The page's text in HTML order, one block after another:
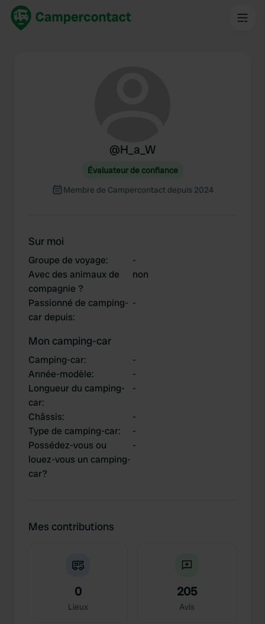
@H_a_W
Évaluateur de confiance
Membre de Campercontact depuis 2024
Sur moi
Groupe de voyage:
-
Avec des animaux de
compagnie ?
non
Passionné de camping-
car depuis:
-
Mon camping-car
Camping-car:
-
Année-modèle:
-
Longueur du camping-
car:
-
Châssis:
-
Type de camping-car:
-
Possédez-vous ou
louez-vous un camping-
car?
-
Mes contributions
0
Lieux
205
Avis